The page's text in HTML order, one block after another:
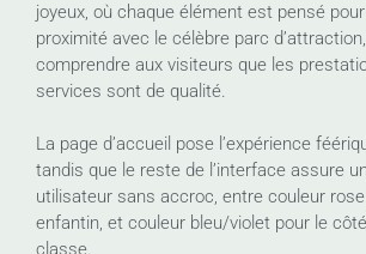
joyeux, où chaque élément est pensé
proximité avec le célèbre parc
comprendre aux visiteurs que les
services sont de qualité.
La page d’accueil pose l’expérience
tandis que le reste de l’interface assure
utilisateur sans accroc, entre couleur
enfantin, et couleur bleu/violet pour le
classe.